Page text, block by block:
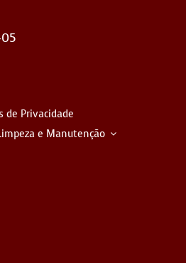
de Privacidade
e Manutenção